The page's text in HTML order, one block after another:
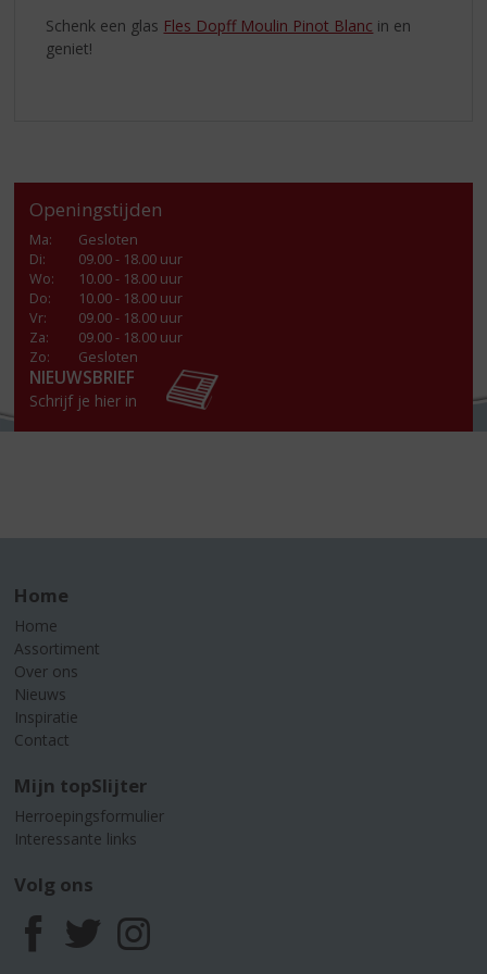
Schenk een glas Fles Dopff Moulin Pinot Blanc in en
geniet!
Openingstijden
Ma:
Gesloten
Di:
09.00 - 18.00 uur
Wo:
10.00 - 18.00 uur
Do:
10.00 - 18.00 uur
Vr:
09.00 - 18.00 uur
Za:
09.00 - 18.00 uur
Zo:
Gesloten
NIEUWSBRIEF
Schrijf je hier in
Home
Home
Assortiment
Over ons
Nieuws
Inspiratie
Contact
Mijn topSlijter
Herroepingsformulier
Interessante links
Volg ons
F
T
I